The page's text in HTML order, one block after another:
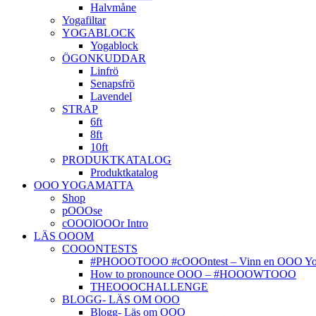
Halvmåne
Yogafiltar
YOGABLOCK
Yogablock
ÖGONKUDDAR
Linfrö
Senapsfrö
Lavendel
STRAP
6ft
8ft
10ft
PRODUKTKATALOG
Produktkatalog
OOO YOGAMATTA
Shop
pOOOse
cOOOlOOOr Intro
LÄS OOOM
COOONTESTS
#PHOOOTOOO #cOOOntest – Vinn en OOO
How to pronounce OOO – #HOOOWTOOO
THEOOOCHALLENGE
BLOGG- LÄS OM OOO
Blogg- Läs om OOO